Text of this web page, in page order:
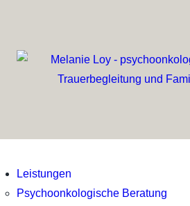
Leistungen
Psychoonkologische Beratung